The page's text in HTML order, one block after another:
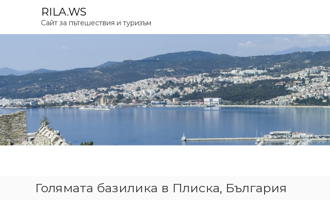
p
c
o
n
t
e
n
t
RILA.WS
Сайт за пътешествия и туризъм
Голямата базилика в Плиска, България